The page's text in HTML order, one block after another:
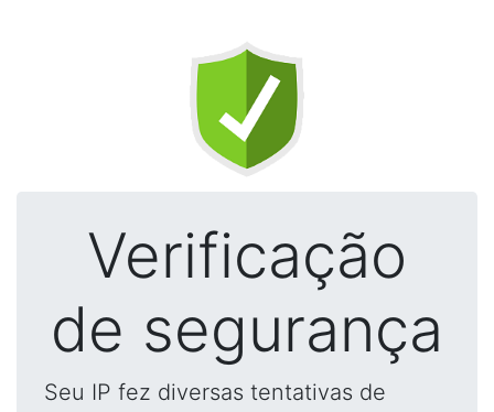
Verificação
de segurança
Seu IP fez diversas tentativas de